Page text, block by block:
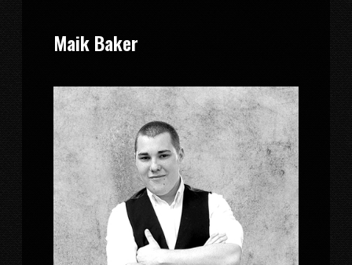
Maik Baker